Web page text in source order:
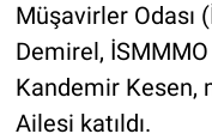
Müşavirler Odası
Demirel,
Kandemir Kesen,
Ailesi katıldı.